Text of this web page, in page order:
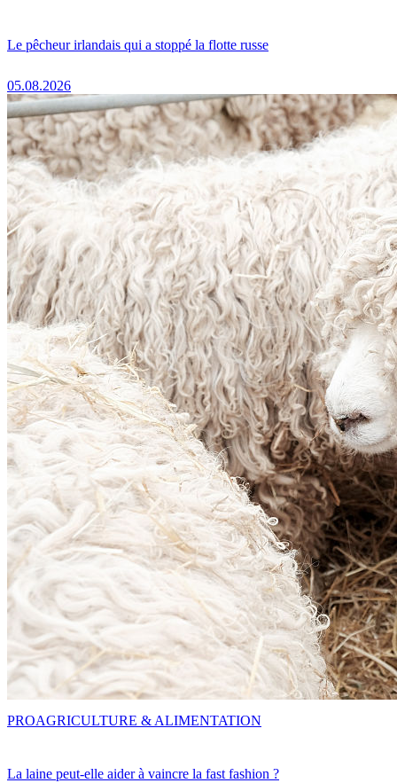
Le pêcheur irlandais qui a stoppé la flotte russe
05.08.2026
La laine peut-elle aider à vaincre la fast fashion ?
PROAGRICULTURE & ALIMENTATION